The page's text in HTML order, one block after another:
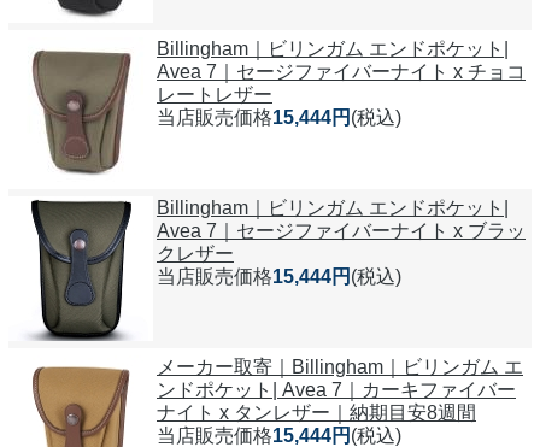
Billingham｜ビリンガム エンドポケット|
Avea 7｜セージファイバーナイト x チョコ
レートレザー
当店販売価格15,444円 (税込)
Billingham｜ビリンガム エンドポケット|
Avea 7｜セージファイバーナイト x ブラッ
クレザー
当店販売価格15,444円 (税込)
メーカー取寄｜Billingham｜ビリンガム エ
ンドポケット| Avea 7｜カーキファイバー
ナイト x タンレザー｜納期目安8週間
当店販売価格15,444円 (税込)